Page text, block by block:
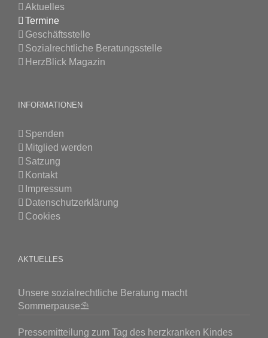
Aktuelles
Termine
Geschäftsstelle
Sozialrechtliche Beratungsstelle
HerzBlick Magazin
INFORMATIONEN
Spenden
Mitglied werden
Satzung
Kontakt
Impressum
Datenschutzerklärung
Cookies
AKTUELLES
Unsere sozialrechtliche Beratung macht
Sommerpause⛱️
Pressemitteilung zum Tag des herzkranken Kindes